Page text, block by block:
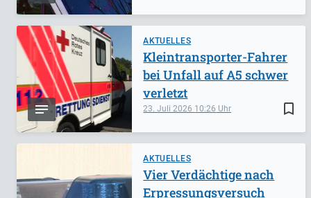
AKTUELLES
bookmark_border
23. Juli 2026 10:26
Kleintransporter-Fahrer
bei Unfall auf A5 schwer
verletzt
AKTUELLES
Vier Verdächtige nach
Erpressungsversuch